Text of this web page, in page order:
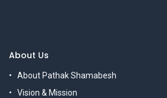
About Us
About Pathak Shamabesh
Vision & Mission